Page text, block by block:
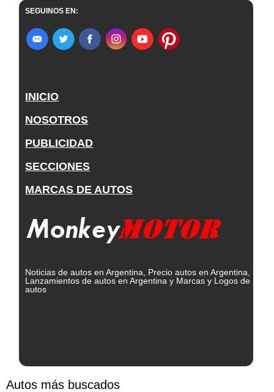
SEGUINOS EN:
INICIO
NOSOTROS
PUBLICIDAD
SECCIONES
MARCAS DE AUTOS
Noticias de autos en Argentina, Precio autos en Argentina,
Lanzamientos de autos en Argentina y Marcas y Logos de
autos
Autos más buscados